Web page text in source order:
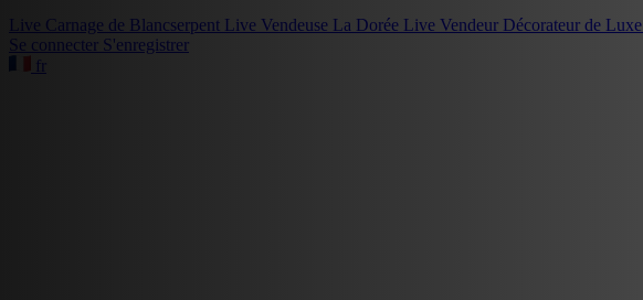
Live Carnage de Blancserpent Live Vendeuse La Dorée Live Vendeur Décorateur de Luxe
Se connecter S'enregistrer
fr